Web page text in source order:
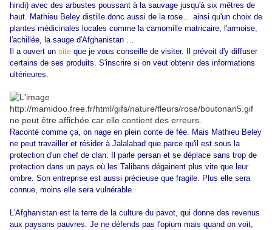
hindi) avec des arbustes poussant à la sauvage jusqu'à six mêtres de
haut. Mathieu Beley distille donc aussi de la rose… ainsi qu'un choix de
plantes médicinales locales comme la camomille matricaire, l'armoise,
l'achillée, la sauge d'Afghanistan …
Il a ouvert un site que je vous conseille de visiter. Il prévoit d'y diffuser
certains de ses produits. S'inscrire si on veut obtenir des informations
ultérieures.
Raconté comme ça, on nage en plein conte de fée. Mais Mathieu Beley
ne peut travailler et résider à Jalalabad que parce qu'il est sous la
protection d'un chef de clan. Il parle persan et se déplace sans trop de
protection dans un pays où les Talibans dégainent plus vite que leur
ombre. Son entreprise est aussi précieuse que fragile. Plus elle sera
connue, moins elle sera vulnérable.
L'Afghanistan est la terre de la culture du pavot, qui donne des revenus
aux paysans pauvres. Je ne défends pas l'opium mais quand on voit,